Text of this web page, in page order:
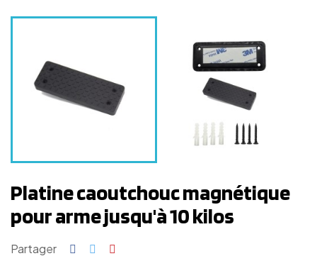
Platine caoutchouc magnétique
pour arme jusqu'à 10 kilos
Partager